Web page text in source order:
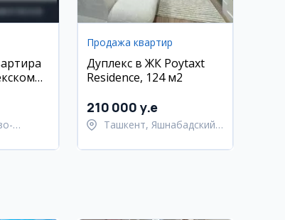
Продажа квартир
Дуплекс в ЖК Poytaxt
Residence, 124 м2
210 000 y.e
Ташкент, Яшнабадский